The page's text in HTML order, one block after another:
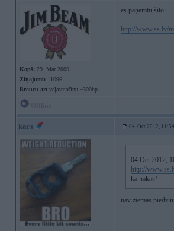
Kopš: 29. Mar 2009
Ziņojumi: 11096
Braucu ar: veļasmašīnu ~300hp
es paņemtu šito:
http://www.ss.lv/
kars 04. Oct 2012, 11:54
04 Oct 2012,
http://
ka nakas!
nav ziemas